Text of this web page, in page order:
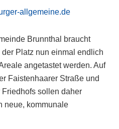
allgemeine.de
Brunnthal braucht
Platz nun einmal endlich
angetastet werden. Auf
Faistenhaarer Straße und
sollen daher
neue, kommunale